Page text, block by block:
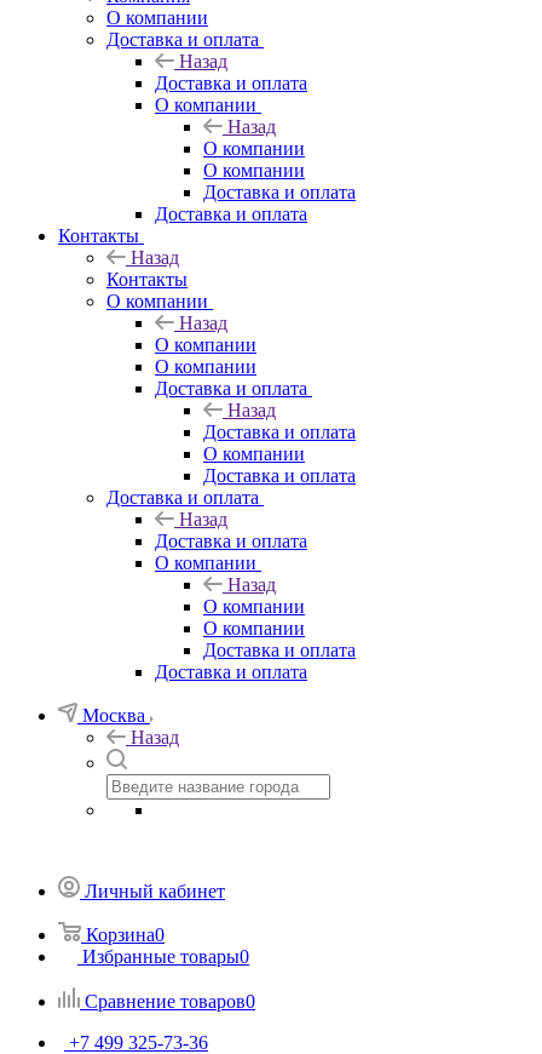
О компании
Доставка и оплата
Назад
Доставка и оплата
О компании
Назад
О компании
О компании
Доставка и оплата
Доставка и оплата
Контакты
Назад
Контакты
О компании
Назад
О компании
О компании
Доставка и оплата
Назад
Доставка и оплата
О компании
Доставка и оплата
Доставка и оплата
Назад
Доставка и оплата
О компании
Назад
О компании
О компании
Доставка и оплата
Доставка и оплата
Москва
Назад
Личный кабинет
Корзина0
Избранные товары0
Сравнение товаров0
+7 499 325-73-36